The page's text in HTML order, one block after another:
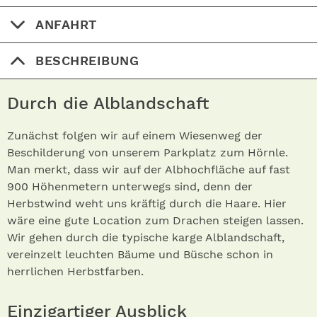
ANFAHRT
BESCHREIBUNG
Durch die Alblandschaft
Zunächst folgen wir auf einem Wiesenweg der
Beschilderung von unserem Parkplatz zum Hörnle.
Man merkt, dass wir auf der Albhochfläche auf fast
900 Höhenmetern unterwegs sind, denn der
Herbstwind weht uns kräftig durch die Haare. Hier
wäre eine gute Location zum Drachen steigen lassen.
Wir gehen durch die typische karge Alblandschaft,
vereinzelt leuchten Bäume und Büsche schon in
herrlichen Herbstfarben.
Einzigartiger Ausblick